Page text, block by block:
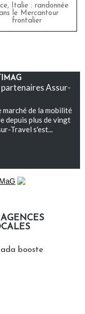
Italie : randonnée
le Mercantour
frontalier
Assur-
marché de la mobilité
depuis plus de vingt
Travel s'est...
booste